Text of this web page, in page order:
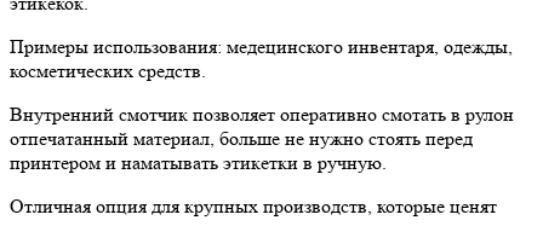
Примеры использования: медецинского инвентаря, одежды,
косметических средств.
Внутренний смотчик позволяет оперативно смотать в рулон
отпечатанный материал, больше не нужно стоять перед
принтером и наматывать этикетки в ручную.
Отличная опция для крупных производств, которые ценят